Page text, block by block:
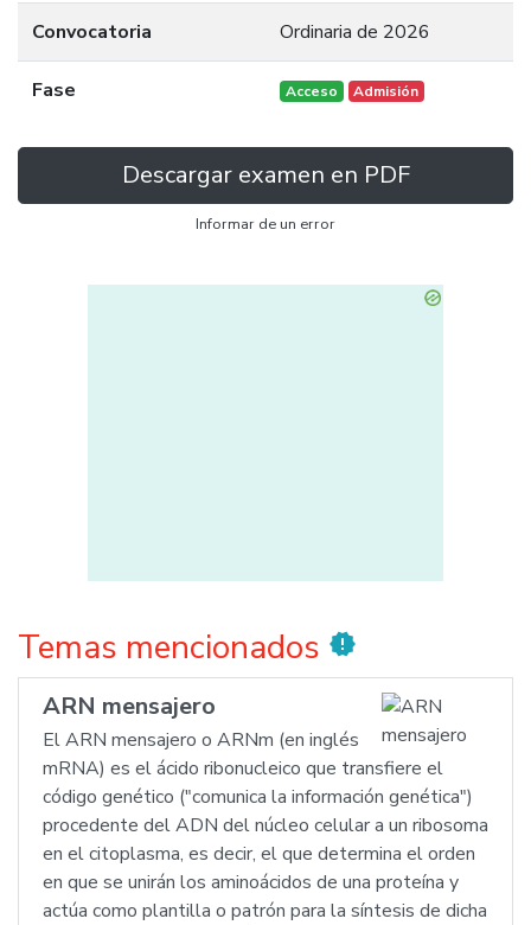
Convocatoria Ordinaria de 2026
Fase Acceso Admisión
Descargar examen en PDF
Informar de un error
Temas mencionados new_releases
ARN mensajero
El ARN mensajero o ARNm (en inglés
mRNA) es el ácido ribonucleico que transfiere el
código genético ("comunica la información genética")
procedente del ADN del núcleo celular a un ribosoma
en el citoplasma, es decir, el que determina el orden
en que se unirán los aminoácidos de una proteína y
actúa como plantilla o patrón para la síntesis de dicha